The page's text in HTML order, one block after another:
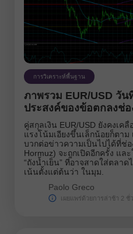
การวิเคราะห์พื้นฐาน
ภาพรวม EUR/USD วั
ประสงค์ของข้อตกลงช่
คู่สกุลเงิน EUR/USD ยังคงเค
แรงโน้มเอียงขึ้นเล็กน้อยก็ตา
บวกต่อข่าวความเป็นไปได้ที่ช่
Hormuz) จะถูกเปิดอีกครั้ง แ
“ถังน้ำเย็น” ที่อาจสาดใส่ตลาด
เน้นตั้งแต่ต้นว่า ในมุม.
Paolo Greco
เผยแพร่ด้วยการล่าช้า 2 ชั่